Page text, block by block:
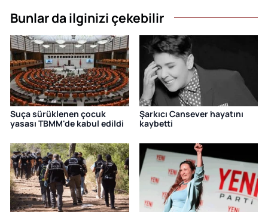
Bunlar da ilginizi çekebilir
Suça sürüklenen çocuk
yasası TBMM'de kabul edildi
Şarkıcı Cansever hayatını
kaybetti